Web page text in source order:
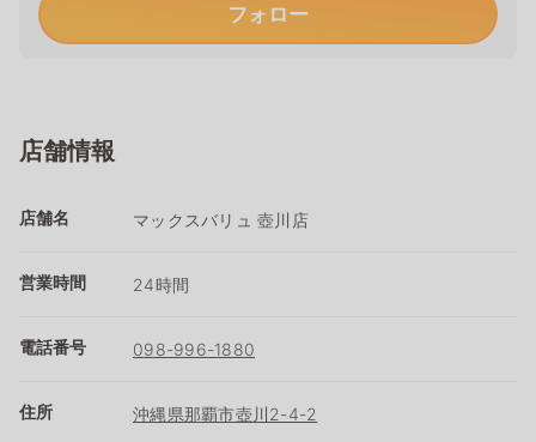
フォロー
店舗情報
店舗名 マックスバリュ 壺川店
営業時間 24時間
電話番号 098-996-1880
住所 沖縄県那覇市壺川2-4-2